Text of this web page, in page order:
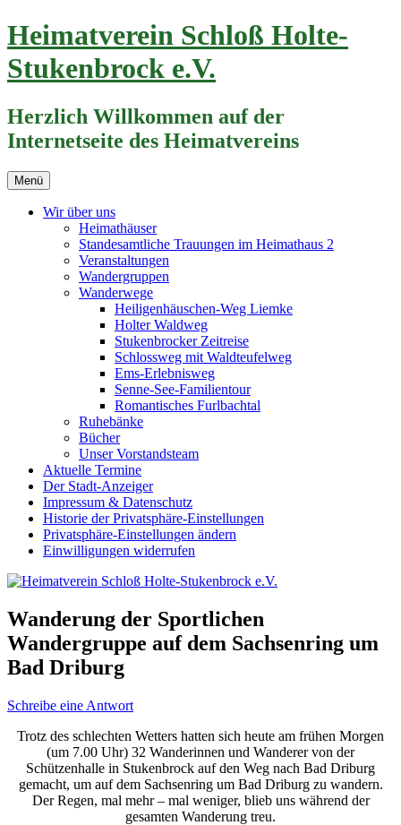
Zum
Inhalt
springen
Heimatverein Schloß Holte-
Stukenbrock e.V.
Herzlich Willkommen auf der
Internetseite des Heimatvereins
Menü
Wir über uns
Heimathäuser
Standesamtliche Trauungen im Heimathaus 2
Veranstaltungen
Wandergruppen
Wanderwege
Heiligenhäuschen-Weg Liemke
Holter Waldweg
Stukenbrocker Zeitreise
Schlossweg mit Waldteufelweg
Ems-Erlebnisweg
Senne-See-Familientour
Romantisches Furlbachtal
Ruhebänke
Bücher
Unser Vorstandsteam
Aktuelle Termine
Der Stadt-Anzeiger
Impressum & Datenschutz
Historie der Privatsphäre-Einstellungen
Privatsphäre-Einstellungen ändern
Einwilligungen widerrufen
Wanderung der Sportlichen
Wandergruppe auf dem Sachsenring um
Bad Driburg
Schreibe eine Antwort
Trotz des schlechten Wetters hatten sich heute am frühen Morgen
(um 7.00 Uhr) 32 Wanderinnen und Wanderer von der
Schützenhalle in Stukenbrock auf den Weg nach Bad Driburg
gemacht, um auf dem Sachsenring um Bad Driburg zu wandern.
Der Regen, mal mehr – mal weniger, blieb uns während der
gesamten Wanderung treu.